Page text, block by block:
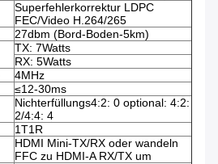
Superfehlerkorrektur LDPC
FEC/Video H.264/265
27dbm (Bord-Boden-5km)
TX: 7Watts
RX: 5Watts
4MHz
≤12-30ms
Nichterfüllungs4:2: 0 optional: 4:2:
2/4:4: 4
1T1R
HDMI Mini-TX/RX oder wandeln
FFC zu HDMI-A RX/TX um